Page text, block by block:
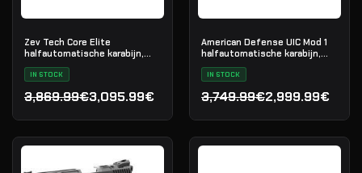
Zev Tech Core Elite
halfautomatische karabijn,
.223 Rem
IN STOCK
3,869.99€
Oorspronkelijke prijs was: 3,869.99€.
3,095.99€
Huidige prijs is: 3,095.99€.
American Defense UIC Mod 1
halfautomatische karabijn,
.223 Rem
IN STOCK
3,749.99€
Oorspronkelijke prijs
2,999.99€
Huidige prijs is: